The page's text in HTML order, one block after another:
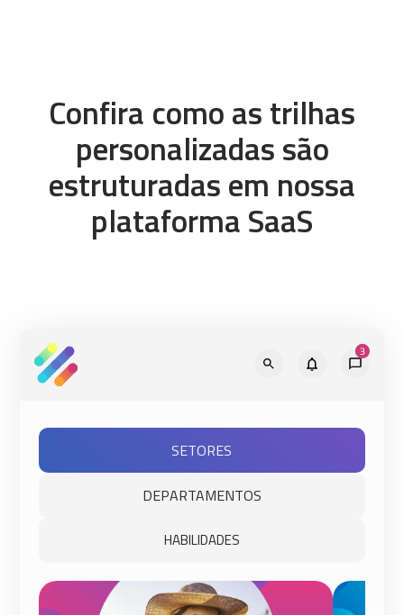
Confira como as trilhas
personalizadas são
estruturadas em nossa
plataforma SaaS
SETORES
DEPARTAMENTOS
HABILIDADES